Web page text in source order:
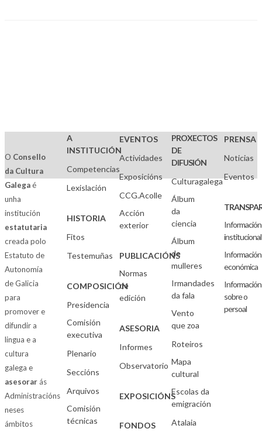
O Consello
da Cultura
Galegaé
unha
institución
estatutaria
creada polo
Estatuto de
Autonomía
de Galicia
para
promover e
difundir a
lingua e a
cultura
galega e
asesorarás
Administracións
neses
ámbitos
A
INSTITUCIÓN
Competencias
Lexislación
HISTORIA
Fitos
Testemuñas
COMPOSICIÓN
Presidencia
Comisión
executiva
Plenario
Seccións
Arquivos
Comisión
técnicas
EVENTOS
Actividades
Exposicións
CCG.Acolle
Acción
exterior
PUBLICACIÓNS
Normas
de
edición
ASESORIA
Informes
Observatorio
EXPOSICIÓNS
FONDOS
PROXECTOS
DE
DIFUSIÓN
Culturagalega
Álbum
da
ciencia
Álbum
de
mulleres
Irmandades
da fala
Vento
que zoa
Roteiros
Mapa
cultural
Escolas da
emigración
Atalaia
PRENSA
Noticias
Eventos
Información
institucional
Información
económica
Información
sobre o
persoal